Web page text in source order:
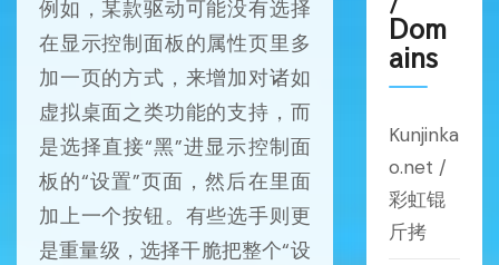
例如，某款驱动可能没有选择
在显示控制面板的属性页里多
加一页的方式，来增加对诸如
虚拟桌面之类功能的支持，而
是选择直接“黑”进显示控制面
板的“设置”页面，然后在里面
加上一个按钮。有些选手则更
是重量级，选择干脆把整个“设
Dom
ains
Kunjinka
o.net /
彩虹锟
斤拷